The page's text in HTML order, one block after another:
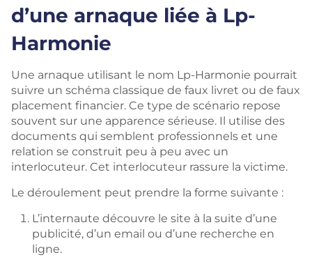
d’une arnaque liée à Lp-
Harmonie
Une arnaque utilisant le nom Lp-Harmonie pourrait
suivre un schéma classique de faux livret ou de faux
placement financier. Ce type de scénario repose
souvent sur une apparence sérieuse. Il utilise des
documents qui semblent professionnels et une
relation se construit peu à peu avec un
interlocuteur. Cet interlocuteur rassure la victime.
Le déroulement peut prendre la forme suivante :
L’internaute découvre le site à la suite d’une
publicité, d’un email ou d’une recherche en
ligne.